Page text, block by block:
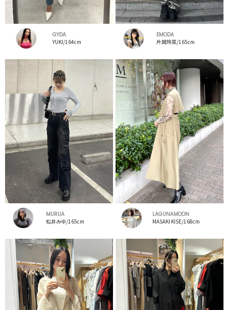
GYDA
YUKI/164cm
EMODA
片岡玲菜/165cm
MURUA
松井みゆ/165cm
LAGUNAMOON
MASAKI KISE/168cm